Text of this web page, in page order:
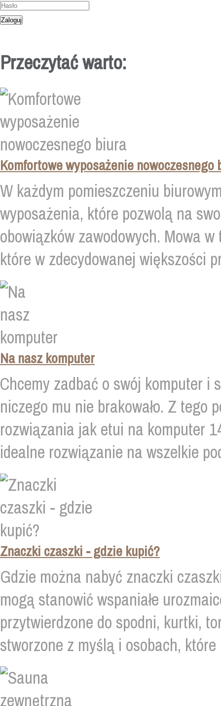
Przeczytać warto:
Komfortowe wyposażenie nowoczesnego
W każdym pomieszczeniu
wyposażenia, które pozwolą na
obowiązków zawodowych. Mowa
które w zdecydowanej większości
Na nasz komputer
Chcemy zadbać o swój komputer i
niczego mu nie brakowało. Z tego
rozwiązania jak etui na komputer
idealne rozwiązanie na wszelkie
Znaczki czaszki - gdzie kupić?
Gdzie można nabyć znaczki
mogą stanowić wspaniałe
przytwierdzone do spodni, kurtki,
stworzone z myślą i osobach,